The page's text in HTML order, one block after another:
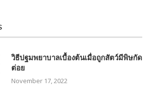
วิธีปฐมพยาบาลเบื้องต้นเมื่อถูกสัตว์มีพิษกัด
ต่อย
November 17, 2022